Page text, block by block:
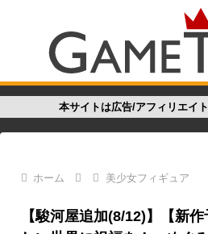
本サイトは広告/アフィリエイ
ホーム 美少女フィギュア
【駿河屋追加(8/12)】【新